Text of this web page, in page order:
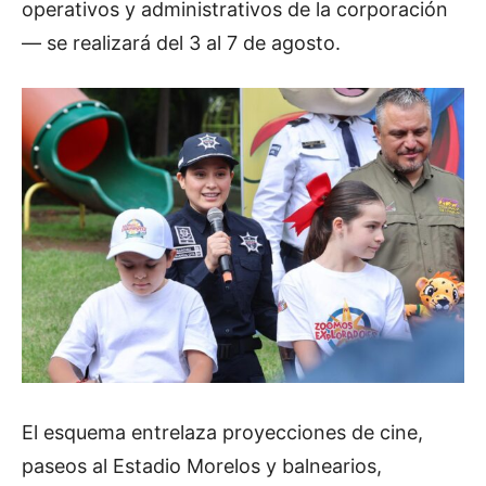
operativos y administrativos de la corporación
— se realizará del 3 al 7 de agosto.
El esquema entrelaza proyecciones de cine,
paseos al Estadio Morelos y balnearios,